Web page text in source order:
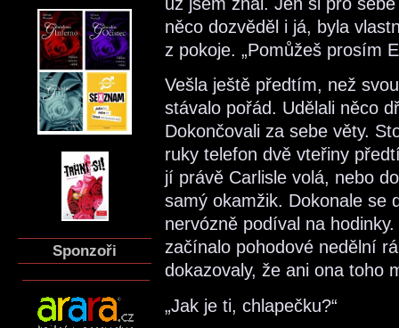
Sponzoři
něco dozvěděl i já, byla
z pokoje. „Pomůžeš prosím
Vešla ještě předtím, než
stávalo pořád. Udělali něco
Dokončovali za sebe věty.
ruky telefon dvě vteřiny
jí právě Carlisle volá, nebo
samý okamžik. Dokonale se
nervózně podíval na
začínalo pohodové nedělní
dokazovaly, že ani ona toho
„Jak je ti, chlapečku?“